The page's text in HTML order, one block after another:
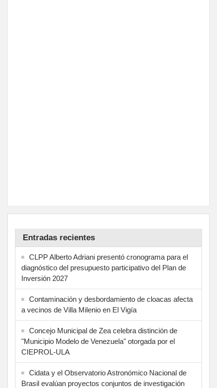
Entradas recientes
CLPP Alberto Adriani presentó cronograma para el
diagnóstico del presupuesto participativo del Plan de
Inversión 2027
Contaminación y desbordamiento de cloacas afecta
a vecinos de Villa Milenio en El Vigía
Concejo Municipal de Zea celebra distinción de
"Municipio Modelo de Venezuela" otorgada por el
CIEPROL-ULA
Cidata y el Observatorio Astronómico Nacional de
Brasil evalúan proyectos conjuntos de investigación